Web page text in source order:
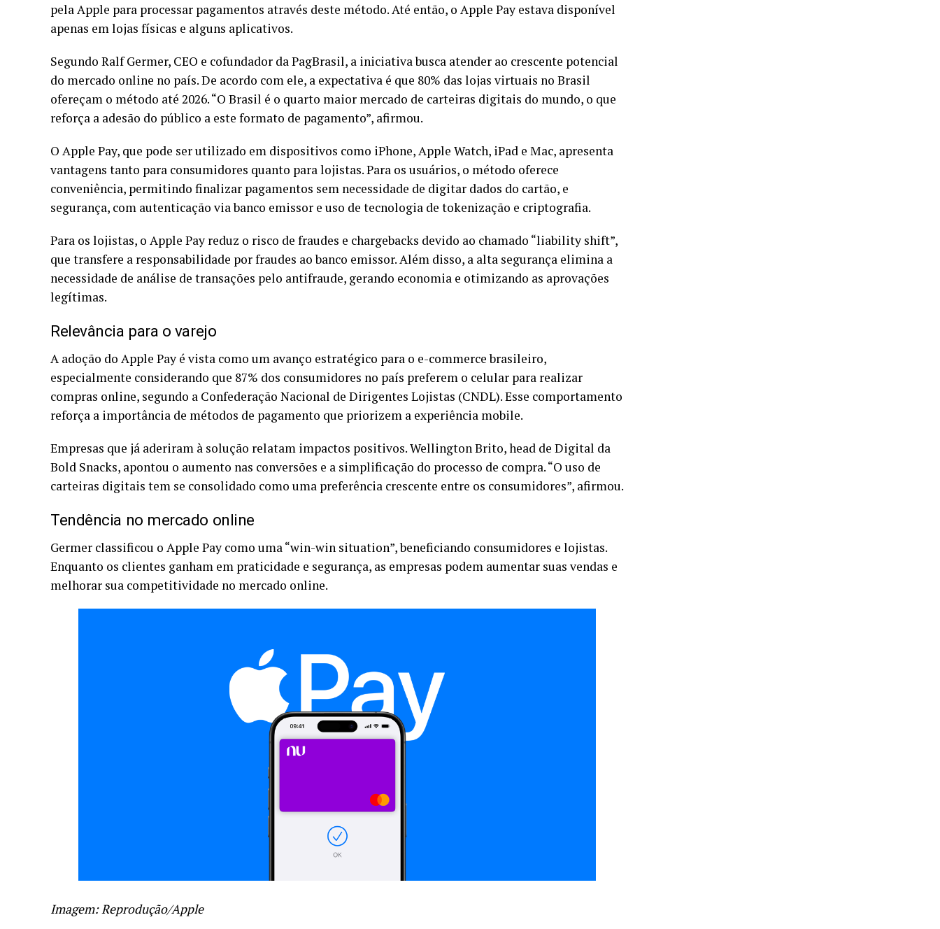
pela Apple para processar pagamentos através deste método. Até então, o Apple Pay estava disponível
apenas em lojas físicas e alguns aplicativos.
Segundo Ralf Germer, CEO e cofundador da PagBrasil, a iniciativa busca atender ao crescente potencial
do mercado online no país. De acordo com ele, a expectativa é que 80% das lojas virtuais no Brasil
ofereçam o método até 2026. “O Brasil é o quarto maior mercado de carteiras digitais do mundo, o que
reforça a adesão do público a este formato de pagamento”, afirmou.
O Apple Pay, que pode ser utilizado em dispositivos como iPhone, Apple Watch, iPad e Mac, apresenta
vantagens tanto para consumidores quanto para lojistas. Para os usuários, o método oferece
conveniência, permitindo finalizar pagamentos sem necessidade de digitar dados do cartão, e
segurança, com autenticação via banco emissor e uso de tecnologia de tokenização e criptografia.
Para os lojistas, o Apple Pay reduz o risco de fraudes e chargebacks devido ao chamado “liability shift”,
que transfere a responsabilidade por fraudes ao banco emissor. Além disso, a alta segurança elimina a
necessidade de análise de transações pelo antifraude, gerando economia e otimizando as aprovações
legítimas.
Relevância para o varejo
A adoção do Apple Pay é vista como um avanço estratégico para o e-commerce brasileiro,
especialmente considerando que 87% dos consumidores no país preferem o celular para realizar
compras online, segundo a Confederação Nacional de Dirigentes Lojistas (CNDL). Esse comportamento
reforça a importância de métodos de pagamento que priorizem a experiência mobile.
Empresas que já aderiram à solução relatam impactos positivos. Wellington Brito, head de Digital da
Bold Snacks, apontou o aumento nas conversões e a simplificação do processo de compra. “O uso de
carteiras digitais tem se consolidado como uma preferência crescente entre os consumidores”, afirmou.
Tendência no mercado online
Germer classificou o Apple Pay como uma “win-win situation”, beneficiando consumidores e lojistas.
Enquanto os clientes ganham em praticidade e segurança, as empresas podem aumentar suas vendas e
melhorar sua competitividade no mercado online.
Imagem: Reprodução/Apple